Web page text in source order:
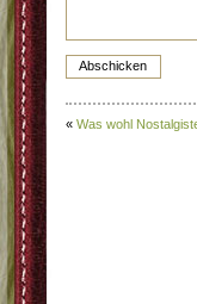
« Was wohl